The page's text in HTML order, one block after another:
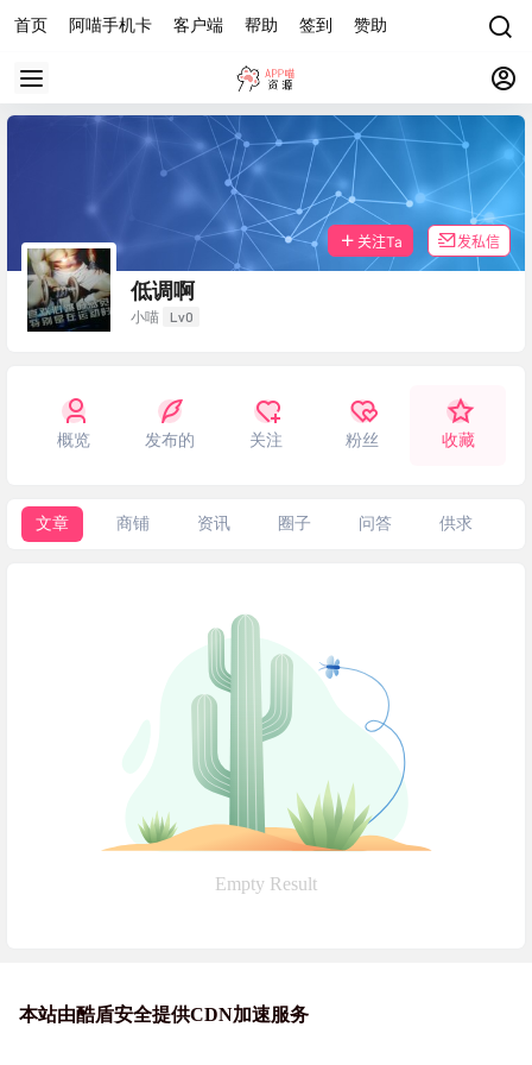
首页 阿喵手机卡 客户端 帮助 签到 赞助
低调啊
小喵 Lv0
关注Ta 发私信
概览 发布的 关注 粉丝 收藏
文章 商铺 资讯 圈子 问答 供求
Empty Result
本站由酷盾安全提供CDN加速服务